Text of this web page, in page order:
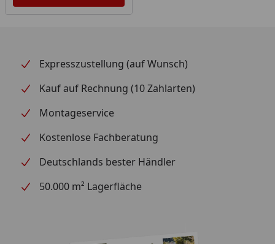
Expresszustellung (auf Wunsch)
Kauf auf Rechnung (10 Zahlarten)
Montageservice
Kostenlose Fachberatung
Deutschlands bester Händler
50.000 m² Lagerfläche